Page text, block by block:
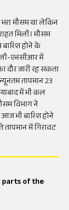
भरा मौसम था लेकिन
मिली। मौसम
होने के
एनसीआर में
जारी रह सकता
तापमान 23
में भी कल
विभाग ने
भी बारिश होने
में गिरावट
parts of the